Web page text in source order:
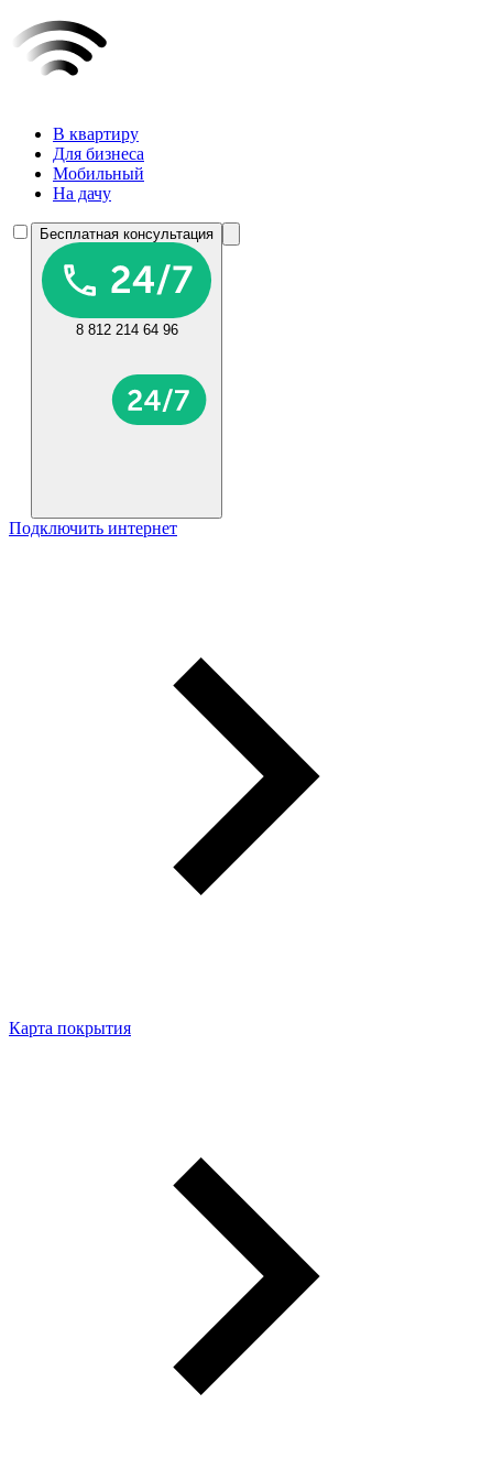
В квартиру
Для бизнеса
Мобильный
На дачу
Бесплатная консультация
8 812 214 64 96
Подключить интернет
Карта покрытия